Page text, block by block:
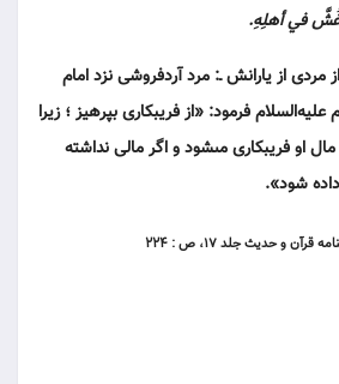
غُشَّ في أهلِهِ.
از يارانش ـ: مرد آردفروشى نزد امام
فرمود: «از فريبكارى بپرهيز ؛ زيرا
او فريبكارى مى‏شود و اگر مالى نداشته
شود».